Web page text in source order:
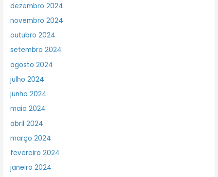
dezembro 2024
novembro 2024
outubro 2024
setembro 2024
agosto 2024
julho 2024
junho 2024
maio 2024
abril 2024
março 2024
fevereiro 2024
janeiro 2024